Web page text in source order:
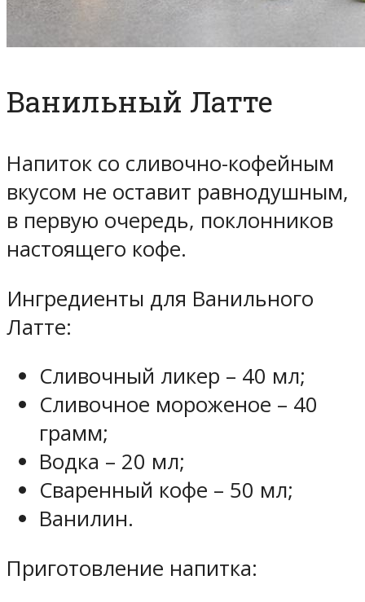
Ванильный Латте
Напиток со сливочно-кофейным
вкусом не оставит равнодушным,
в первую очередь, поклонников
настоящего кофе.
Ингредиенты для Ванильного
Латте:
Сливочный ликер – 40 мл;
Сливочное мороженое – 40
грамм;
Водка – 20 мл;
Сваренный кофе – 50 мл;
Ванилин.
Приготовление напитка: